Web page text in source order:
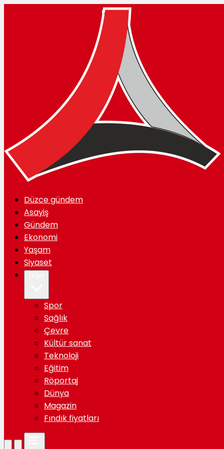
Düzce gündem
Asayiş
Gündem
Ekonomi
Yaşam
Siyaset
Spor
Sağlık
Çevre
Kültür sanat
Teknoloji
Eğitim
Röportaj
Dünya
Magazin
Fındık fiyatları